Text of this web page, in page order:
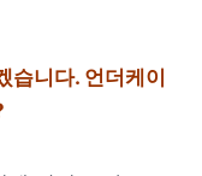
습니다. 언더케이